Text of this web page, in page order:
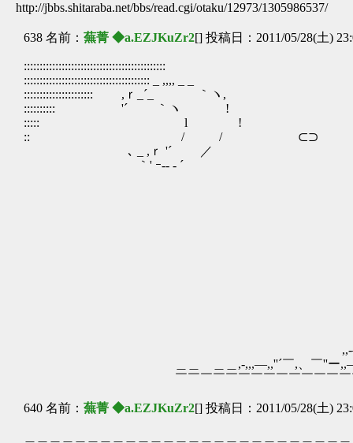
http://jbbs.shitaraba.net/bbs/read.cgi/otaku/12973/1305986537/
638 名前： 蕪菁 ◆a.EZJKuZr2[] 投稿日：2011/05/28(土)
:::::::::::::::::::::::::::::::::::::::::::::
:::::::::::::::::::::::::::::::::::::::: _ ,,,, _ _
:::::::::::::::::::::: ,ｒ_´_ ｀ヽ,
:::::::::: '´ ｀ヽ !
::::: l !
:: / / ⊂⊃
､ _ ,ｒ '´ ／
｀' ｰ-- ‐ ´
,,-―''´｀ー
＿＿ ＿＿,-,,,―,,''´￣,、￣''ー,,―-｀ー-,,,
￣￣￣￣￣￣￣￣￣￣￣￣￣￣￣￣
640 名前： 蕪菁 ◆a.EZJKuZr2[] 投稿日：2011/05/28(土)